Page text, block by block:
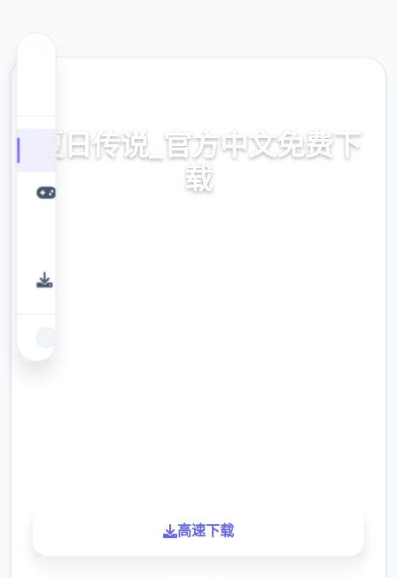
夏日传说_官方中文免费下
载
高速下载